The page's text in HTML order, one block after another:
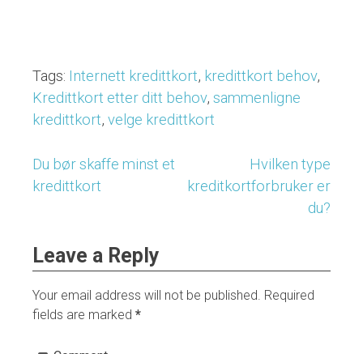
Tags: Internett kredittkort, kredittkort behov,
Kredittkort etter ditt behov, sammenligne
kredittkort, velge kredittkort
Post
Du bør skaffe minst et
kredittkort
Hvilken type
kreditkortforbruker er
du?
Leave a Reply
Your email address will not be published. Required
fields are marked *